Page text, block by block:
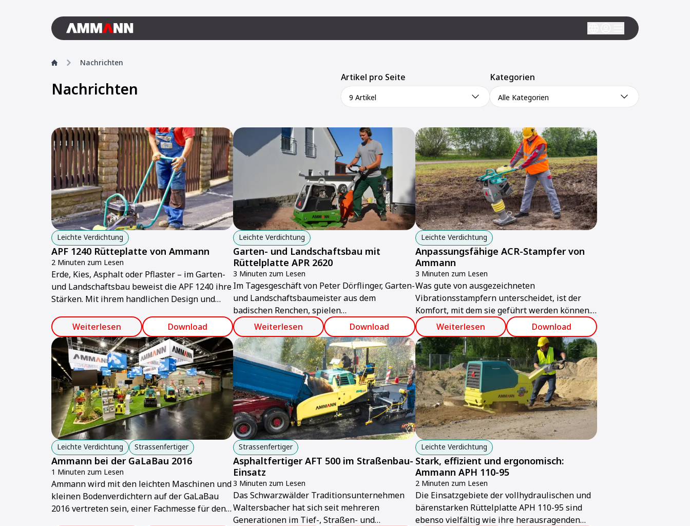
Nachrichten
Nachrichten
Artikel pro Seite
9 Artikel
Kategorien
Alle Kategorien
Leichte Verdichtung
APF 1240 Rütteplatte von Ammann
2 Minuten zum Lesen
Erde, Kies, Asphalt oder Pflaster – im Garten-
und Landschaftsbau beweist die APF 1240 ihre
Stärken. Mit ihrem handlichen Design und
kleinem Raum einfach und komfortabel zu
führen.
Weiterlesen Download
Leichte Verdichtung
Garten- und Landschaftsbau mit
Rüttelplatte APR 2620
3 Minuten zum Lesen
Im Tagesgeschäft von Peter Dörflinger, Garten-
und Landschaftsbaumeister aus dem
badischen Renchen, spielen
Verdichtungsarbeiten auf den
unterschiedlichsten Flächen und Böden eine
große Rolle.
Weiterlesen Download
Leichte Verdichtung
Anpassungsfähige ACR-Stampfer von
Ammann
3 Minuten zum Lesen
Was gute von ausgezeichneten
Vibrationsstampfern unterscheidet, ist der
Komfort, mit dem sie geführt werden können.
Die Stampfer ACR 60 und 68 von Ammann sind
optimal auf verschiedene Arbeitseinsätze und
wechselnde Maschinenführer angepasst.
Weiterlesen Download
Leichte Verdichtung Strassenfertiger
Ammann bei der GaLaBau 2016
1 Minuten zum Lesen
Ammann wird mit den leichten Maschinen und
kleinen Bodenverdichtern auf der GaLaBau
2016 vertreten sein, einer Fachmesse für den
Strassenfertiger
Asphaltfertiger AFT 500 im Straßenbau-
Einsatz
3 Minuten zum Lesen
Das Schwarzwälder Traditionsunternehmen
Waltersbacher hat sich seit mehreren
Generationen im Tief-, Straßen- und
Leichte Verdichtung
Stark, effizient und ergonomisch:
Ammann APH 110-95
2 Minuten zum Lesen
Die Einsatzgebiete der vollhydraulischen und
bärenstarken Rüttelplatte APH 110-95 sind
ebenso vielfältig wie ihre herausragenden